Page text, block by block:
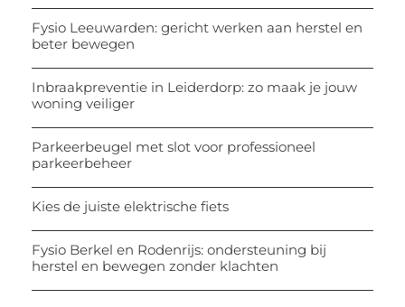
Fysio Leeuwarden: gericht werken aan herstel en
beter bewegen
Inbraakpreventie in Leiderdorp: zo maak je jouw
woning veiliger
Parkeerbeugel met slot voor professioneel
parkeerbeheer
Kies de juiste elektrische fiets
Fysio Berkel en Rodenrijs: ondersteuning bij
herstel en bewegen zonder klachten